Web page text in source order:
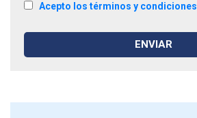
Acepto los términos y condiciones